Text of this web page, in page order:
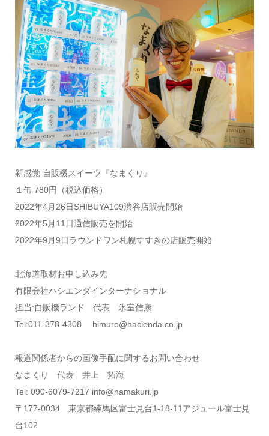
新感覚 自販機スイーツ『なまくり』
１缶 780円（税込価格）
2022年4月26日SHIBUYA109渋谷店販売開始
2022年5月11日通信販売を開始
2022年9月9日ラウンドワン札幌すすきの店販売開始
北海道取材お申し込み先
有限会社ハシエンダインターナショナル
担当:自販機ランド 代表 氷室信康
Tel:011-378-4308 himuro@hacienda.co.jp
報道関係者からの画像手配に関するお問い合わせ
なまくり 代表 井上 拓海
Tel: 090-6079-7217 info@namakuri.jp
〒177-0034 東京都練馬区富士見台1-18-11アジュール富士見
台102